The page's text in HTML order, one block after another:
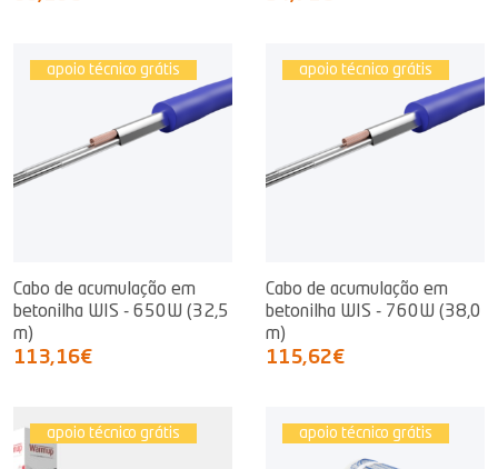
apoio técnico grátis
Cabo de acumulação em
betonilha WIS - 650W (32,5
m)
113,16€
apoio técnico grátis
Cabo de acumulação em
betonilha WIS - 760W (38,0
m)
115,62€
apoio técnico grátis apoio técnico grátis